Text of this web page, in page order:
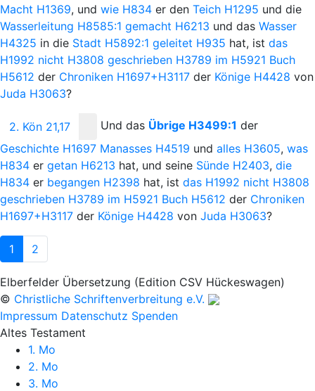
Macht H1369, und wie H834 er den Teich H1295 und die
Wasserleitung H8585:1 gemacht H6213 und das Wasser
H4325 in die Stadt H5892:1 geleitet H935 hat, ist das
H1992 nicht H3808 geschrieben H3789 im H5921 Buch
H5612 der Chroniken H1697+H3117 der Könige H4428 von
Juda H3063?
2. Kön 21,17 Und das Übrige H3499:1 der
Geschichte H1697 Manasses H4519 und alles H3605, was
H834 er getan H6213 hat, und seine Sünde H2403, die
H834 er begangen H2398 hat, ist das H1992 nicht H3808
geschrieben H3789 im H5921 Buch H5612 der Chroniken
H1697+H3117 der Könige H4428 von Juda H3063?
1 2
Elberfelder Übersetzung (Edition CSV Hückeswagen)
© Christliche Schriftenverbreitung e.V.
Impressum Datenschutz Spenden
Altes Testament
1. Mo
2. Mo
3. Mo